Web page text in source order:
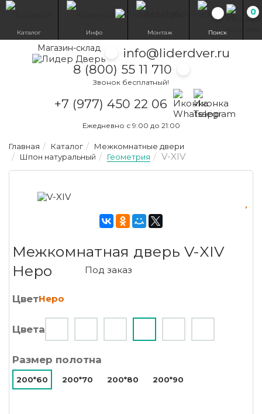
Магазин-склад
info@liderdver.ru
8 (800) 55 11 710
Звонок бесплатный!
+7 (977) 450 22 06
Написать на
Написать на
Ежедневно с 9:00 до 21:00
0
Каталог Инфо Монтаж Поиск
Главная Каталог
Межкомнатные двери
Шпон натуральный
Геометрия V-XIV
Межкомнатная дверь V-XIV
Неро
Под заказ
ЦветНеро
Цвета
Размер полотна
200*60 200*70 200*80 200*90